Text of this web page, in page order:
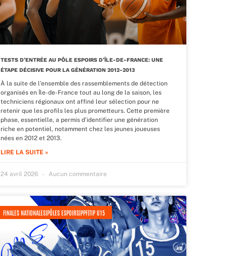
TESTS D’ENTRÉE AU PÔLE ESPOIRS D’ÎLE-DE-FRANCE: UNE
ÉTAPE DÉCISIVE POUR LA GÉNÉRATION 2012-2013
À la suite de l’ensemble des rassemblements de détection
organisés en Île-de-France tout au long de la saison, les
techniciens régionaux ont affiné leur sélection pour ne
retenir que les profils les plus prometteurs. Cette première
phase, essentielle, a permis d’identifier une génération
riche en potentiel, notamment chez les jeunes joueuses
nées en 2012 et 2013.
LIRE LA SUITE »
24 avril 2026 Aucun commentaire
FINALES NATIONALES|PÔLES ESPOIRS|PPF|TIP U15